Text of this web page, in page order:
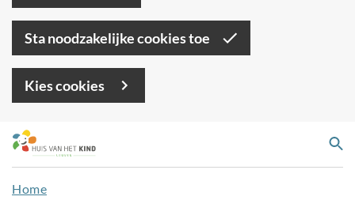
Sta noodzakelijke cookies toe
Kies cookies
Overslaan
en
naar
de
Home